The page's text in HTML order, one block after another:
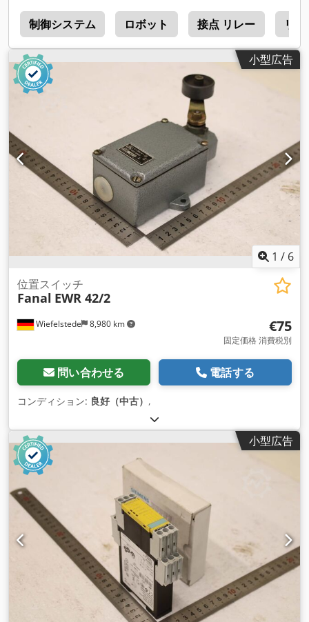
制御システム ロボット 接点 リレー リ
小型広告
1 / 6
Wiefelstede 8,980 km
位置スイッチ
Fanal EWR 42/2
€75
固定価格 消費税別
問い合わせる 電話する
コンディション: 良好（中古） ,
小型広告